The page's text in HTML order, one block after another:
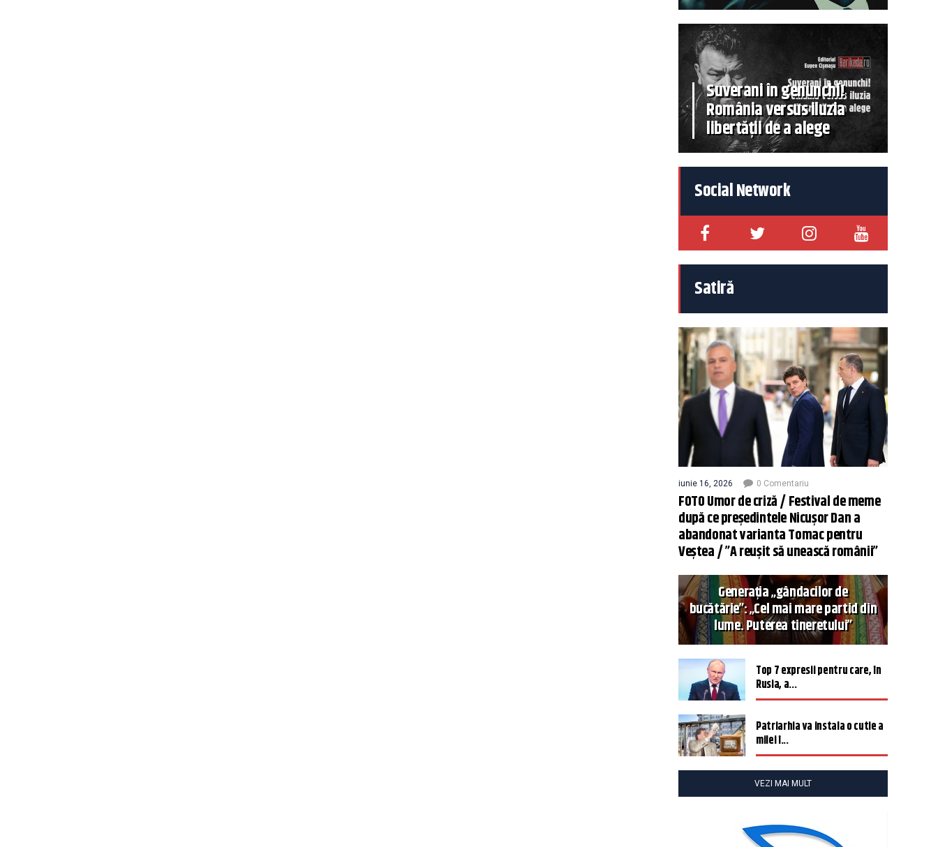
Suverani în genunchi!
România versus iluzia
libertății de a alege
Social Network
Satiră
iunie 16, 2026 0 Comentariu
FOTO Umor de criză / Festival de meme
după ce președintele Nicușor Dan a
abandonat varianta Tomac pentru
Veștea / ”A reușit să unească românii”
Generația „gândacilor de
bucătărie”: „Cel mai mare partid din
lume. Puterea tineretului”
Top 7 expresii pentru care, în
Rusia, a...
Patriarhia va instala o cutie a
milei î...
VEZI MAI MULT